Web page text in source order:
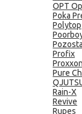
OPT
Poka
Polytop
Profix
Proxxon
Pure
Rain-X
Revive
Rupes